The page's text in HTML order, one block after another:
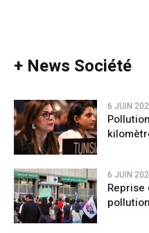
+ News Société
6 JUIN
6 JUIN